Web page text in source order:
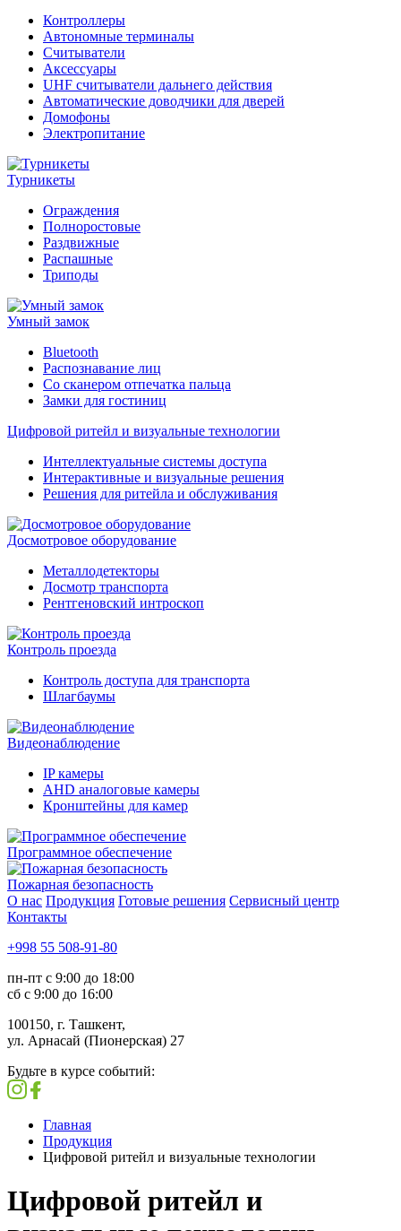
Контроллеры
Автономные терминалы
Считыватели
Аксессуары
UHF считыватели дальнего действия
Автоматические доводчики для дверей
Домофоны
Электропитание
Турникеты
Ограждения
Полноростовые
Раздвижные
Распашные
Триподы
Умный замок
Bluetooth
Распознавание лиц
Со сканером отпечатка пальца
Замки для гостиниц
Цифровой ритейл и визуальные технологии
Интеллектуальные системы доступа
Интерактивные и визуальные решения
Решения для ритейла и обслуживания
Досмотровое оборудование
Металлодетекторы
Досмотр транспорта
Рентгеновский интроскоп
Контроль проезда
Контроль доступа для транспорта
Шлагбаумы
Видеонаблюдение
IP камеры
AHD аналоговые камеры
Кронштейны для камер
Программное обеспечение
Пожарная безопасность
О нас Продукция Готовые решения Сервисный центр
Контакты
+998 55 508-91-80
пн-пт с 9:00 до 18:00
сб с 9:00 до 16:00
100150, г. Ташкент,
ул. Арнасай (Пионерская) 27
Будьте в курсе событий:
Главная
Продукция
Цифровой ритейл и визуальные технологии
Цифровой ритейл и